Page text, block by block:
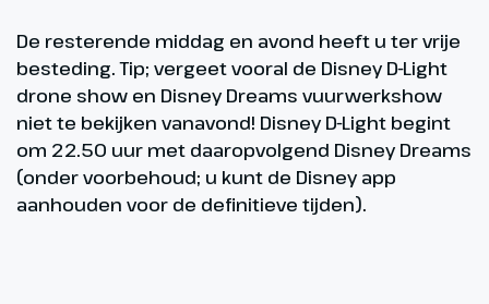
De resterende middag en avond heeft u ter vrije
besteding. Tip; vergeet vooral de Disney D-Light
drone show en Disney Dreams vuurwerkshow
niet te bekijken vanavond! Disney D-Light begint
om 22.50 uur met daaropvolgend Disney Dreams
(onder voorbehoud; u kunt de Disney app
aanhouden voor de definitieve tijden).